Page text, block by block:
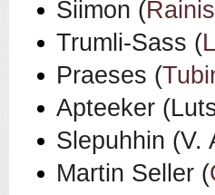
Siimon (
Trumli-Sass (
Praeses (
Apteeker
Slepuhhin (V.
Martin Seller (